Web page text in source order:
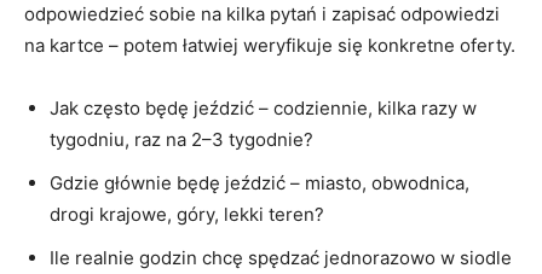
odpowiedzieć sobie na kilka pytań i zapisać odpowiedzi
na kartce – potem łatwiej weryfikuje się konkretne oferty.
Jak często będę jeździć – codziennie, kilka razy w
tygodniu, raz na 2–3 tygodnie?
Gdzie głównie będę jeździć – miasto, obwodnica,
drogi krajowe, góry, lekki teren?
Ile realnie godzin chcę spędzać jednorazowo w siodle